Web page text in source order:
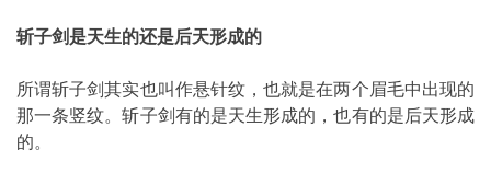
斩子剑是天生的还是后天形成的
所谓斩子剑其实也叫作悬针纹，也就是在两个眉毛中出现的
那一条竖纹。斩子剑有的是天生形成的，也有的是后天形成
的。